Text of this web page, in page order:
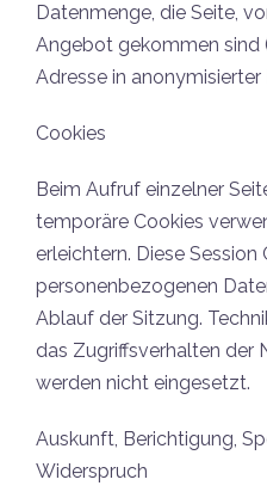
Datenmenge, die Seite,
Angebot gekommen sind
Adresse in anonymisierter
Cookies
Beim Aufruf einzelner
temporäre Cookies
erleichtern. Diese
personenbezogenen
Ablauf der Sitzung.
das Zugriffsverhalten der
werden nicht eingesetzt.
Auskunft, Berichtigung,
Widerspruch